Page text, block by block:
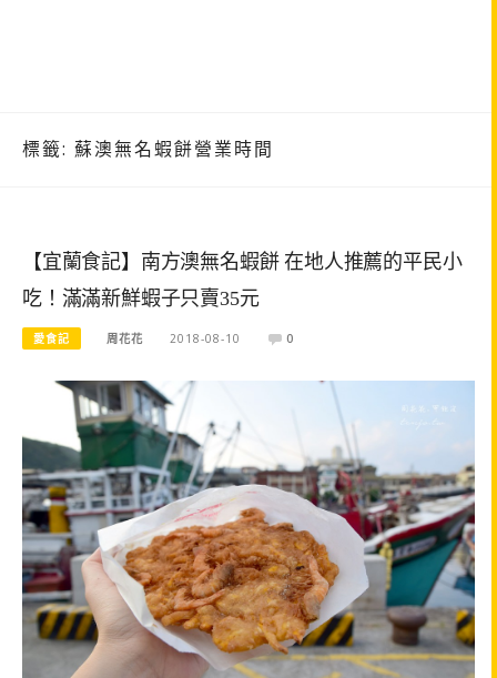
標籤: 蘇澳無名蝦餅營業時間
【宜蘭食記】南方澳無名蝦餅 在地人推薦的平民小
吃！滿滿新鮮蝦子只賣35元
愛食記 周花花 2018-08-10 0